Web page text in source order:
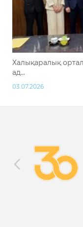
Халықаралық
ад...
03.07.2026